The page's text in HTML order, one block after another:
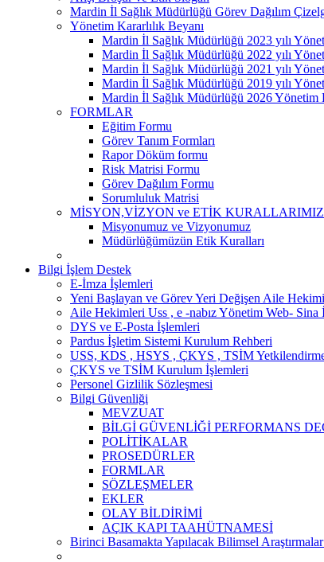
Mardin İl Sağlık Müdürlüğü Görev Dağılım
Yönetim Kararlılık Beyanı
Mardin İl Sağlık Müdürlüğü 2023 yılı
Mardin İl Sağlık Müdürlüğü 2022 yılı
Mardin İl Sağlık Müdürlüğü 2021 yılı
Mardin İl Sağlık Müdürlüğü 2019 yılı
Mardin İl Sağlık Müdürlüğü 2026 Yönetim
FORMLAR
Eğitim Formu
Görev Tanım Formları
Rapor Döküm formu
Risk Matrisi Formu
Görev Dağılım Formu
Sorumluluk Matrisi
MİSYON,VİZYON ve ETİK KURALLARIMIZ
Misyonumuz ve Vizyonumuz
Müdürlüğümüzün Etik Kuralları
Bilgi İşlem Destek
E-İmza İşlemleri
Yeni Başlayan ve Görev Yeri Değişen Aile
Aile Hekimleri Uss , e -nabız Yönetim Web- Sina
DYS ve E-Posta İşlemleri
Pardus İşletim Sistemi Kurulum Rehberi
USS, KDS , HSYS , ÇKYS , TSİM
ÇKYS ve TSİM Kurulum İşlemleri
Personel Gizlilik Sözleşmesi
Bilgi Güvenliği
MEVZUAT
BİLGİ GÜVENLİĞİ PERFORMANS
POLİTİKALAR
PROSEDÜRLER
FORMLAR
SÖZLEŞMELER
EKLER
OLAY BİLDİRİMİ
AÇIK KAPI TAAHÜTNAMESİ
Birinci Basamakta Yapılacak Bilimsel